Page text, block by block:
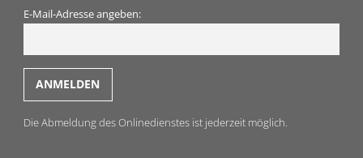
E-Mail-Adresse angeben:
Die Abmeldung des Onlinedienstes ist jederzeit möglich.